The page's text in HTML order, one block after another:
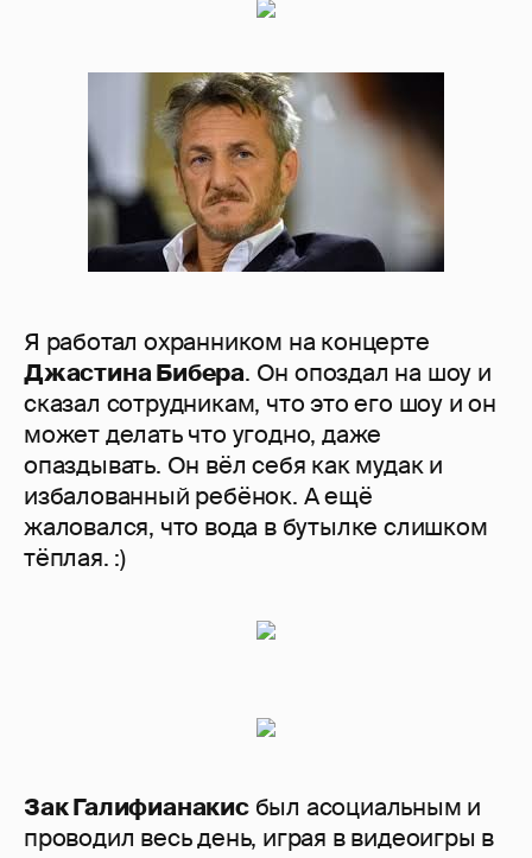
Я работал охранником на концерте
Джастина Бибера. Он опоздал на шоу и
сказал сотрудникам, что это его шоу и он
может делать что угодно, даже
опаздывать. Он вёл себя как мудак и
избалованный ребёнок. А ещё
жаловался, что вода в бутылке слишком
тёплая. :)
Зак Галифианакисбыл асоциальным и
проводил весь день, играя в видеоигры в